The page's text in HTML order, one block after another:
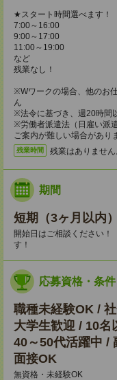
★スタート時間選べます！
7:00～16:00
9:00～17:00
11:00～19:00
など
残業なし！
※Wワークの場合、他のお
ん
※法令に基づき、週20時間
※労働者派遣法（日雇い派
ご案内が難しい場合があり
残業時間 残業はありません
期間
短期（3ヶ月以内）
開始日はご相談ください
す！
応募資格・条件
職種未経験OK /
大学生歓迎 / 10名
40～50代活躍中 /
面接OK
無資格・未経験OK